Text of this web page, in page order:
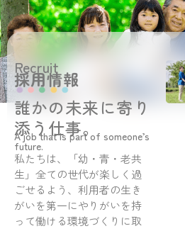
Recruit
採用情報
誰かの未来に寄り
添う仕事。
A job that is part of someone’s
future.
私たちは、「幼・青・老共
生」全ての世代が楽しく過
ごせるよう、利用者の生き
がいを第一にやりがいを持
って働ける環境づくりに取